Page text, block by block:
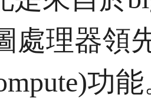
處理器領
功